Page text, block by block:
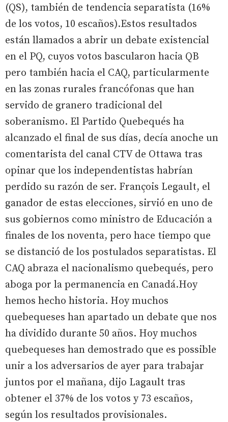
(QS), también de tendencia separatista (16%
de los votos, 10 escaños).Estos resultados
están llamados a abrir un debate existencial
en el PQ, cuyos votos bascularon hacia QB
pero también hacia el CAQ, particularmente
en las zonas rurales francófonas que han
servido de granero tradicional del
soberanismo. El Partido Quebequés ha
alcanzado el final de sus días, decía anoche un
comentarista del canal CTV de Ottawa tras
opinar que los independentistas habrían
perdido su razón de ser. François Legault, el
ganador de estas elecciones, sirvió en uno de
sus gobiernos como ministro de Educación a
finales de los noventa, pero hace tiempo que
se distanció de los postulados separatistas. El
CAQ abraza el nacionalismo quebequés, pero
aboga por la permanencia en Canadá.Hoy
hemos hecho historia. Hoy muchos
quebequeses han apartado un debate que nos
ha dividido durante 50 años. Hoy muchos
quebequeses han demostrado que es possible
unir a los adversarios de ayer para trabajar
juntos por el mañana, dijo Lagault tras
obtener el 37% de los votos y 73 escaños,
según los resultados provisionales.